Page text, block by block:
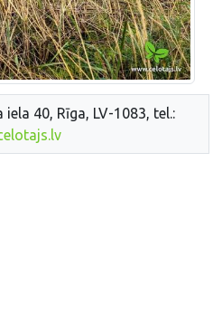
40, Rīga, LV-1083, tel.: